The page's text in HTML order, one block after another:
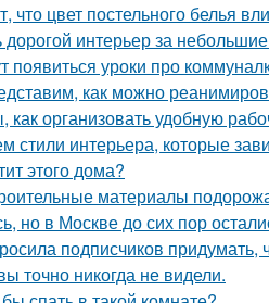
что цвет постельного белья
интерьер за
появиться уроки про
как можно
как организовать удобную
стили интерьера, которые
этого дома?
материалы
но в Москве до сих пор
подписчиков придумать,
точно никогда не видели.